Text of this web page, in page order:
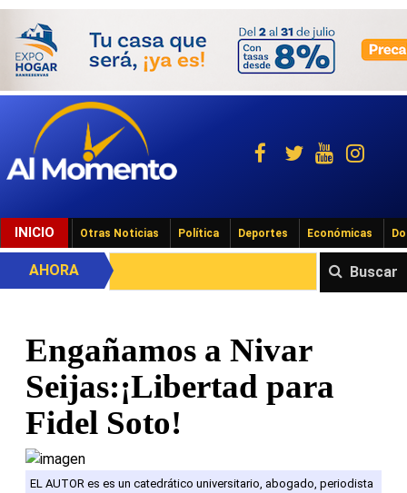
INICIO Otras Noticias Política Deportes Económicas
Buscar
AHORA
Engañamos a Nivar
Seijas:¡Libertad para
Fidel Soto!
EL AUTOR es es un catedrático universitario, abogado, periodista